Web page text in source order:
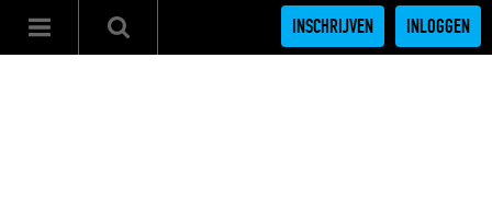
INSCHRIJVEN INLOGGEN